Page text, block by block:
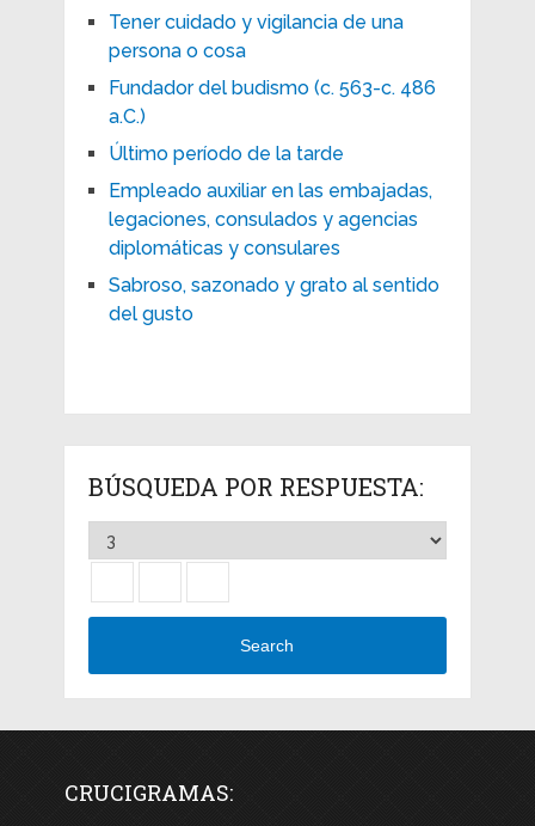
Tener cuidado y vigilancia de una
persona o cosa
Fundador del budismo (c. 563-c. 486
a.C.)
Último período de la tarde
Empleado auxiliar en las embajadas,
legaciones, consulados y agencias
diplomáticas y consulares
Sabroso, sazonado y grato al sentido
del gusto
BÚSQUEDA POR RESPUESTA:
Search
CRUCIGRAMAS: